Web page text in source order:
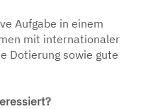
Aufgabe in einem
mit internationaler
Dotierung sowie gute